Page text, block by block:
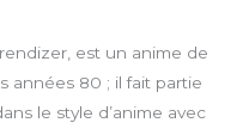
est un anime de
années 80 ; il fait partie
le style d’anime avec